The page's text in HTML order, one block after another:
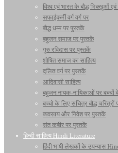
विश्व एवं भारत के बौद्ध भिक्खुओं एवं
सफाईकर्मी वर्ग वर्ग पर
बौद्ध धम्म पर पुस्तकें
बहुजन समाज पर पुस्तकें
गुरु रविदास पर पुस्तकें
शोषित समाज का साहित्य
दलित वर्ग पर पुस्तकें
आदिवासी साहित्य
बहुजन नायक-नायिकाओं पर बच्चों
बच्चो के लिए सचित्र बौद्ध
व्यवसाय और निवेश पर पुस्तकें
संत कबीर पर पुस्तकें
हिन्दी साहित्य Hindi Literature
हिंदी भाषी लेखकों के उपन्यास